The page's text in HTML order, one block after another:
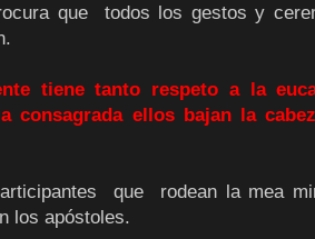
que todos los gestos y
tiene tanto respeto a la
consagrada ellos bajan la
que rodean la mea
los apóstoles.